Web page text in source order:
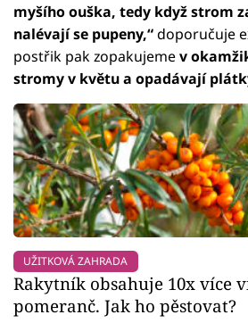
myšího ouška, tedy když strom
nalévají se pupeny,“doporučuje
postřik pak zopakujemev
stromy v květu a opadávají
UŽITKOVÁ ZAHRADA
Rakytník obsahuje 10x více
pomeranč. Jak ho pěstovat?